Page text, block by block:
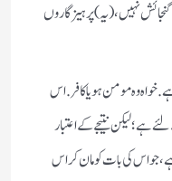
نہیں، (یہ) پرہیزگاروں
خواہ وہ مومن ہو یا کافر. اس
لیکن نتیجے کے اعتبار
جو اس کی بات کو مان کر اس